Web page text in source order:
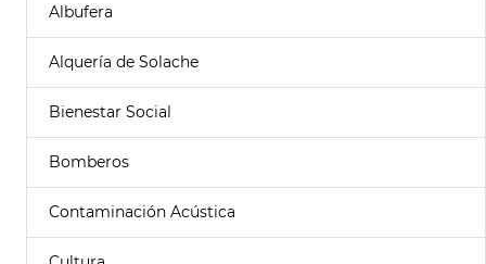
Albufera
Alquería de Solache
Bienestar Social
Bomberos
Contaminación Acústica